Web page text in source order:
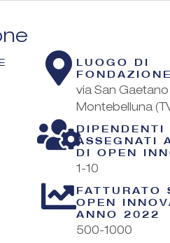
LUOGO DI
FONDAZIONE
via San
Montebelluna
DIPENDENTI
ASSEGNATI
DI OPEN
1-10
FATTURATO
OPEN
ANNO 2022
500-1000